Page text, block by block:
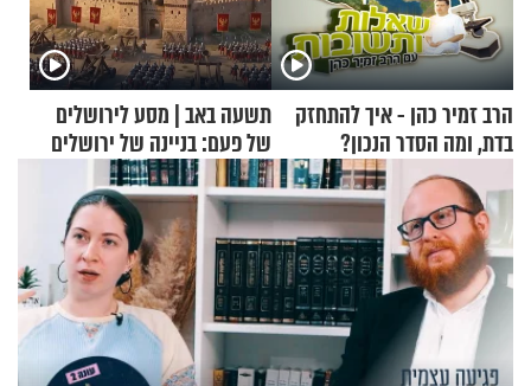
הרב זמיר כהן - איך להתחזק
בדת, ומה הסדר הנכון?
תשעה באב | מסע לירושלים
של פעם: בניינה של ירושלים